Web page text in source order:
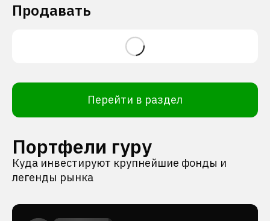
Продавать
Перейти в раздел
Портфели гуру
Куда инвестируют крупнейшие фонды и
легенды рынка